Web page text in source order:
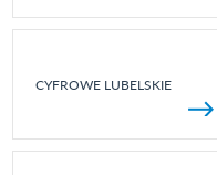
CYFROWE LUBELSKIE